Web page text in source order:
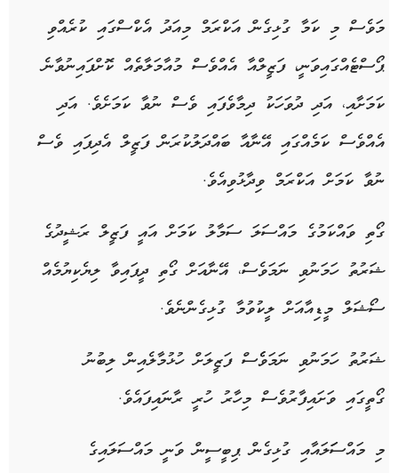
މަވެސް މި ކަމާ ގުޅިގެން އަކްރަމް މިއަދު އެކްސްގައި ކުރެއްވި
ޕޯސްޓެއްގައިވަނީ، ފަޒީލްއާ އެއްވެސް މުއާމަލާތެއް ކޮށްފައިނުވާނެ
ކަމަށާއި، އަދި ދުވަހަކު ދިމާވެފައި ވެސް ނުވާ ކަމަށެވެ. އަދި
އެއްވެސް ކަމެއްގައި އޭނާއާ ބައްދަލުކުރަން ފަޒީލް އެދިފައި ވެސް
ނުވާ ކަމަށް އަކްރަމް ވިދާޅުވިއެވެ.
ގޯތި ވައްކަމުގެ މައްސަލަ ސަމާލު ކަމަށް އައީ ފަޒީލް ރަޝީދުގެ
ޝަރުތު ހަމަނުވި ނަމަވެސް، އޭނާއަށް ގޯތި ދީފައިވާ ލިޔެކިޔުމެއް
ސޯޝަލް މީޑިއާއަށް ލީކުވުމާ ގުޅިގެންނެވެ.
ޝަރުތު ހަމަނުވި ނަމަވެެސް ފަޒީލަށް ހުޅުމާލެއިން ލިބުނު
ގޯތީގައި ވަށައިފާރުވެސް މިހާރު ހުރީ ރާނައިފައެވެ.
މި މައްސަަލައާއި ގުޅިގެން ޕިބީސީން ވަނީ މައްސަލައިގެ